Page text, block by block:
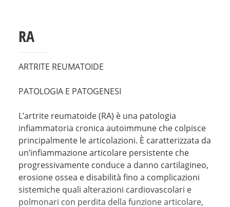
RA
ARTRITE REUMATOIDE
PATOLOGIA E PATOGENESI
L’artrite reumatoide (RA) è una patologia
infiammatoria cronica autoimmune che colpisce
principalmente le articolazioni. È caratterizzata da
un’infiammazione articolare persistente che
progressivamente conduce a danno cartilagineo,
erosione ossea e disabilità fino a complicazioni
sistemiche quali alterazioni cardiovascolari e
polmonari con perdita della funzione articolare,